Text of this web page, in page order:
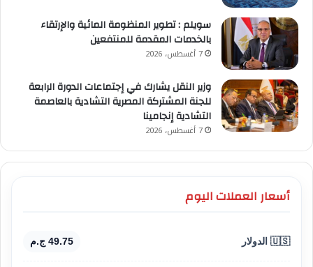
سويلم : تطوير المنظومة المائية والإرتقاء
بالخدمات المقدمة للمنتفعين
7 أغسطس، 2026
وزير النقل يشارك في إجتماعات الدورة الرابعة
للجنة المشتركة المصرية التشادية بالعاصمة
التشادية إنجامينا
7 أغسطس، 2026
أسعار العملات اليوم
🇺🇸 الدولار 49.75 ج.م